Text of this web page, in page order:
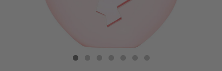
Ariana Grande Thank You, Next Eau de Parfum